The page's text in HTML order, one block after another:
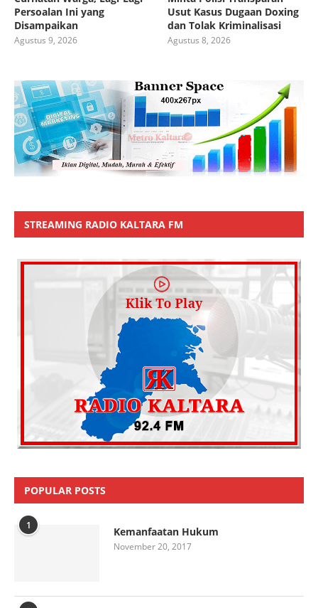
Persoalan Ini yang
Disampaikan
Agustus 9, 2026
Usut Kasus Dugaan Doxing
dan Tolak Kriminalisasi
Agustus 8, 2026
STREAMING RADIO KALTARA FM
POPULAR POSTS
1 Kemanfaatan Hukum
November 20, 2017